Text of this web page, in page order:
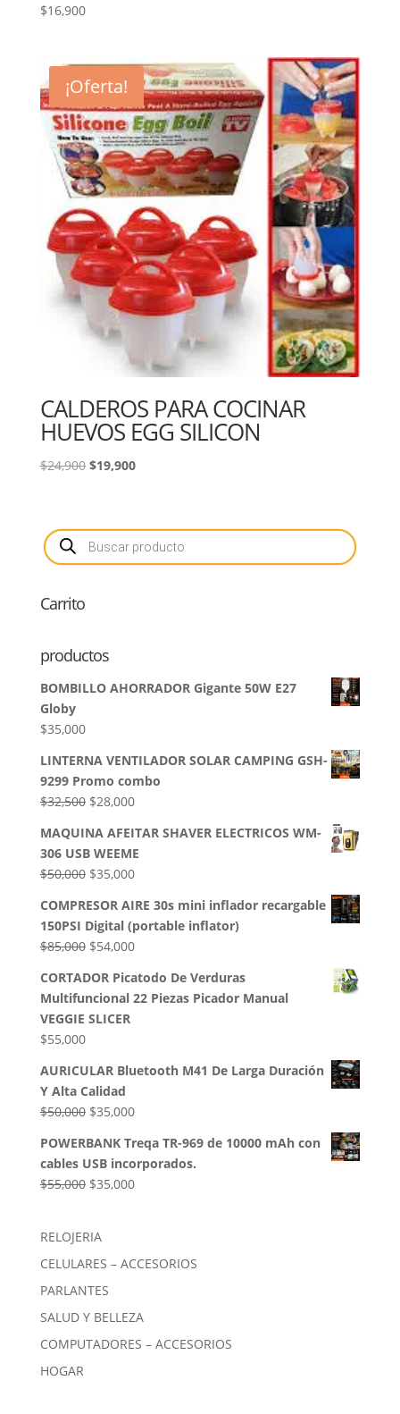
$16,900
¡Oferta!
CALDEROS PARA COCINAR
HUEVOS EGG SILICON
$24,900 El
era:
$24,900.
$19,900El
es:
$19,900.
Búsqueda
de
productos
Carrito
productos
BOMBILLO AHORRADOR Gigante 50W E27
Globy
$35,000
LINTERNA VENTILADOR SOLAR CAMPING GSH-
9299 Promo combo
$32,500 El
original
era:
$32,500.
$28,000El
actual
es:
$28,000.
MAQUINA AFEITAR SHAVER ELECTRICOS WM-
306 USB WEEME
$50,000 El
original
era:
$50,000.
$35,000El
actual
es:
$35,000.
COMPRESOR AIRE 30s mini inflador recargable
150PSI Digital (portable inflator)
$85,000 El
original
era:
$85,000.
$54,000El
actual
es:
CORTADOR Picatodo De Verduras
Multifuncional 22 Piezas Picador Manual
VEGGIE SLICER
$55,000
AURICULAR Bluetooth M41 De Larga Duración
Y Alta Calidad
$50,000 El
original
era:
$50,000.
$35,000El
actual
es:
$35,000.
POWERBANK Treqa TR-969 de 10000 mAh con
cables USB incorporados.
$55,000 El
era:
$55,000.
$35,000El
$35,000.
RELOJERIA
CELULARES – ACCESORIOS
PARLANTES
SALUD Y BELLEZA
COMPUTADORES – ACCESORIOS
HOGAR